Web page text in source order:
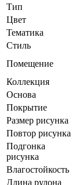
Тип
Цвет
Тематика
Стиль
Помещение
Коллекция
Основа
Покрытие
Размер рисунка
Повтор рисунка
Подгонка
рисунка
Влагостойкость
Длина рулона